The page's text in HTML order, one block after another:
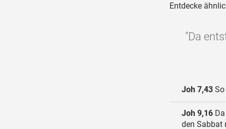
Entdecke
"Da
Joh 7,43
Joh 9,16
den Sabbat